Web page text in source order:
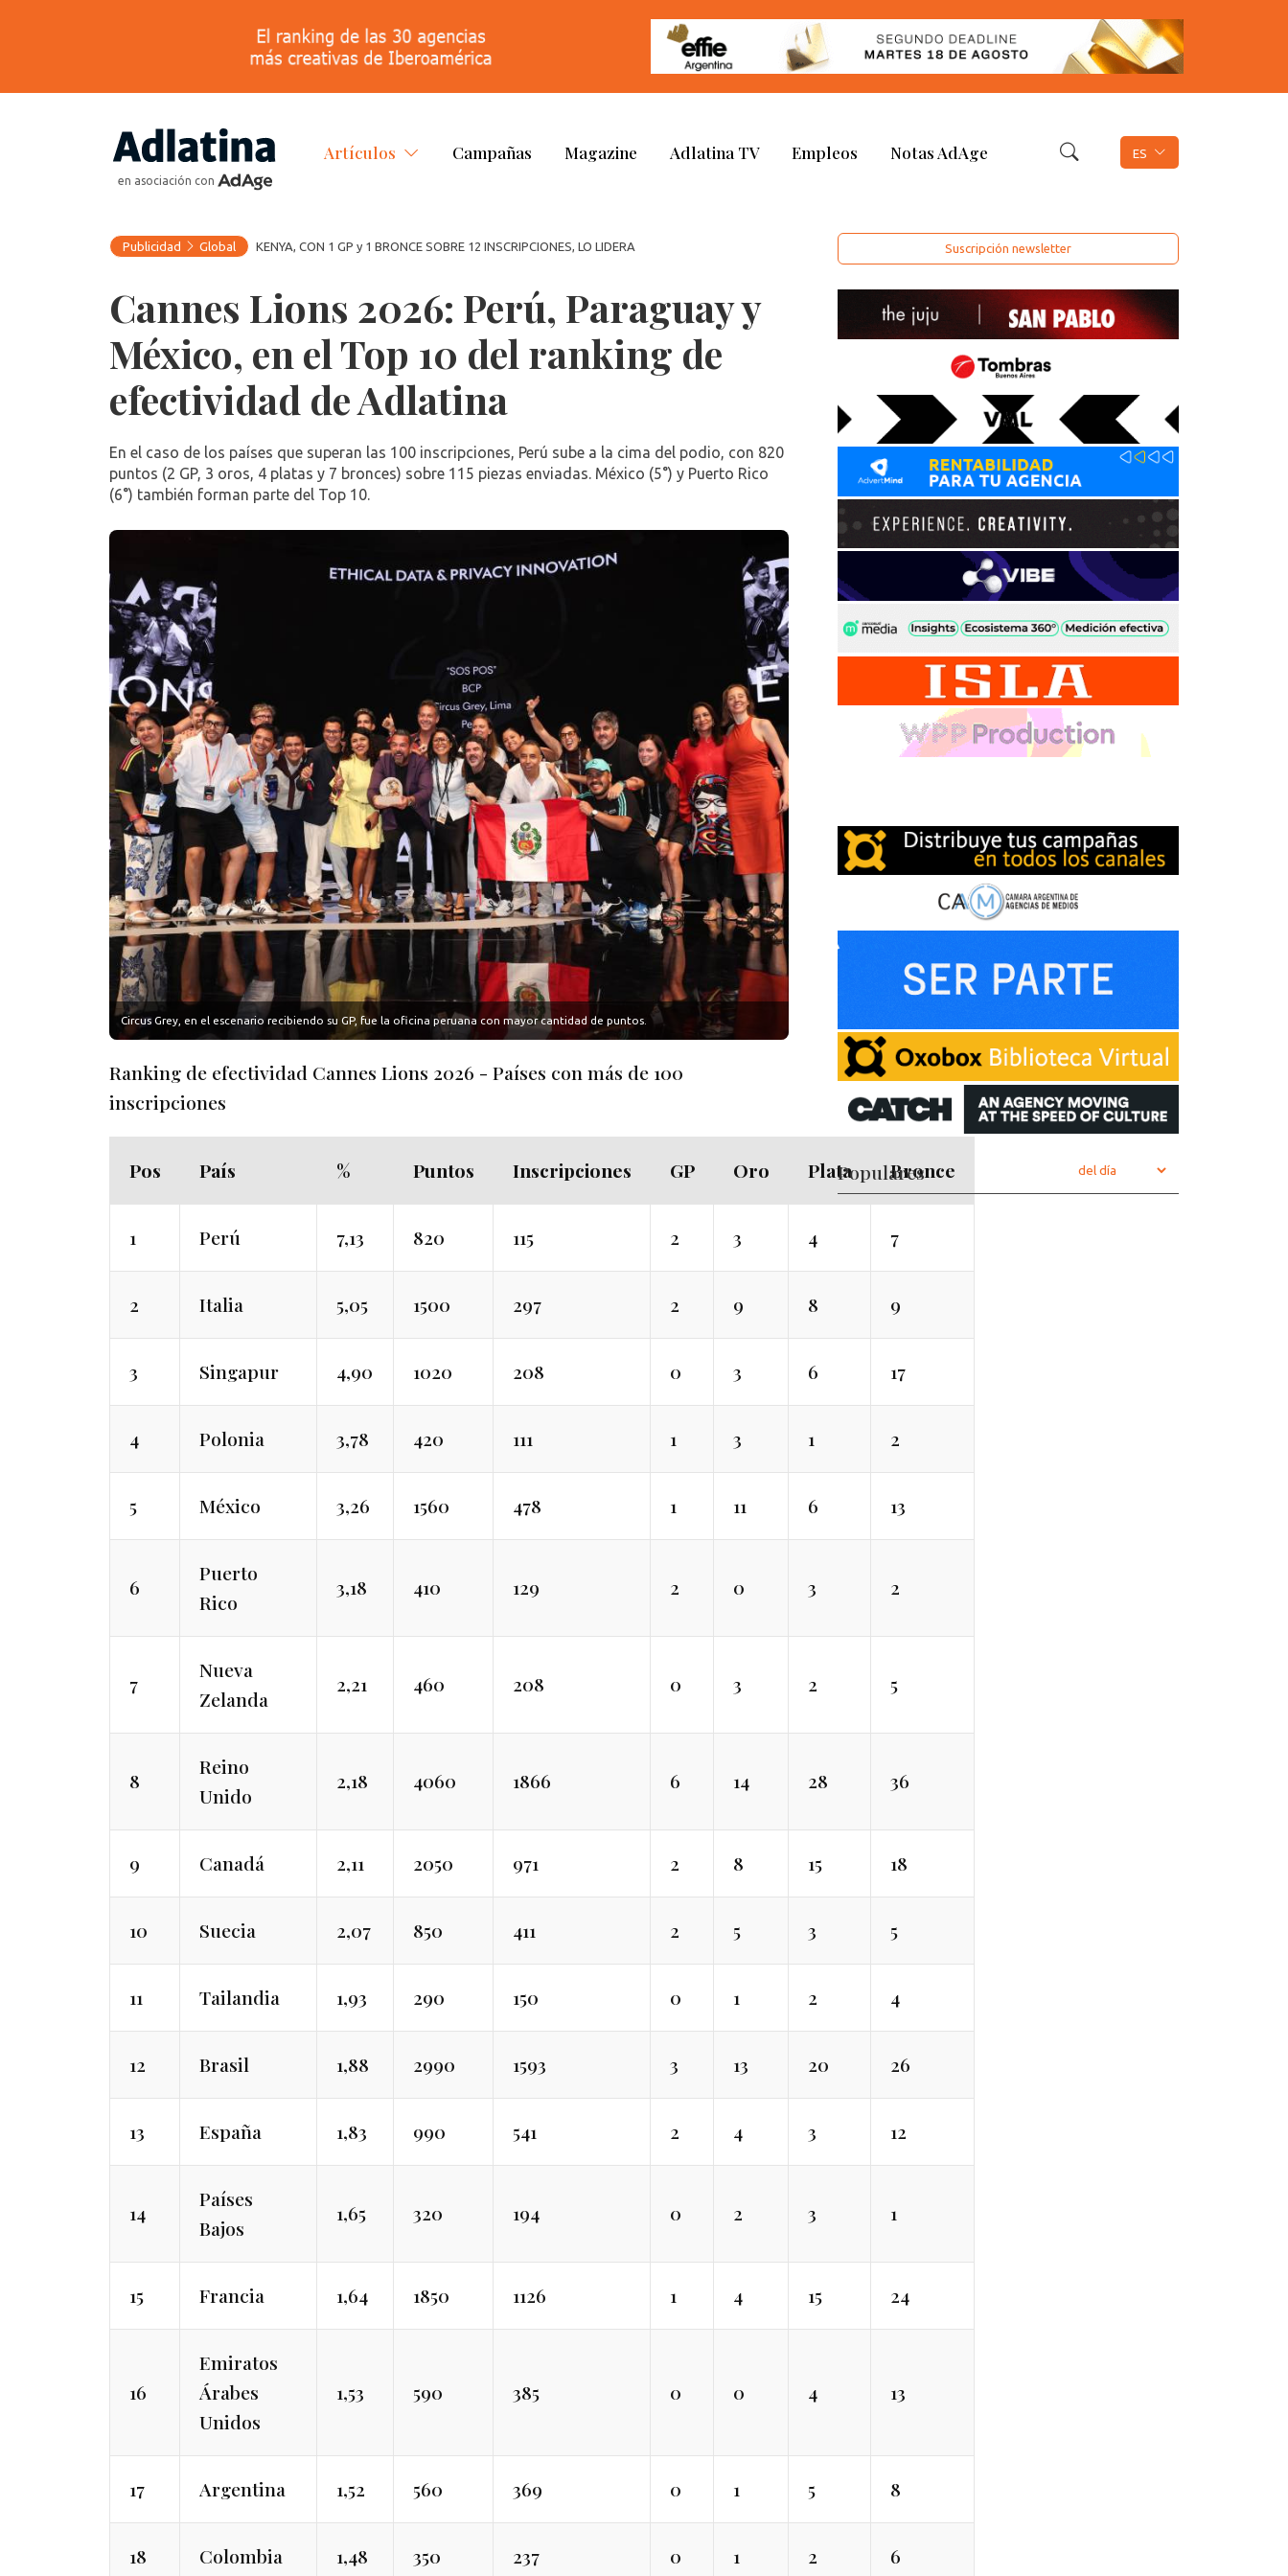
en asociación con
Artículos Campañas Magazine Adlatina TV Empleos Notas AdAge ES
Publicidad Global KENYA, CON 1 GP y 1 BRONCE SOBRE 12 INSCRIPCIONES, LO LIDERA
Cannes Lions 2026: Perú, Paraguay y
México, en el Top 10 del ranking de
efectividad de Adlatina
En el caso de los países que superan las 100 inscripciones, Perú sube a la cima del podio, con 820
puntos (2 GP, 3 oros, 4 platas y 7 bronces) sobre 115 piezas enviadas. México (5°) y Puerto Rico
(6°) también forman parte del Top 10.
Circus Grey, en el escenario recibiendo su GP, fue la oficina peruana con mayor cantidad de puntos.
Ranking de efectividad Cannes Lions 2026 - Países con más de 100
inscripciones
Pos País % Puntos Inscripciones GP Oro Plata Bronce
1 Perú 7,13 820 115 2 3 4 7
2 Italia 5,05 1500 297 2 9 8 9
3 Singapur 4,90 1020 208 0 3 6 17
4 Polonia 3,78 420 111 1 3 1 2
5 México 3,26 1560 478 1 11 6 13
6
Puerto
Rico
3,18 410 129 2 0 3 2
7
Nueva
Zelanda
2,21 460 208 0 3 2 5
8
Reino
Unido
2,18 4060 1866 6 14 28 36
9 Canadá 2,11 2050 971 2 8 15 18
10 Suecia 2,07 850 411 2 5 3 5
11 Tailandia 1,93 290 150 0 1 2 4
12 Brasil 1,88 2990 1593 3 13 20 26
13 España 1,83 990 541 2 4 3 12
14
Países
Bajos
1,65 320 194 0 2 3 1
15 Francia 1,64 1850 1126 1 4 15 24
16
Emiratos
Árabes
Unidos
1,53 590 385 0 0 4 13
17 Argentina 1,52 560 369 0 1 5 8
18 Colombia 1,48 350 237 0 1 2 6
Suscripción newsletter
Populares